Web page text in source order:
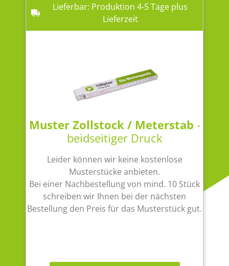
Lieferbar: Produktion 4-5 Tage plus
Lieferzeit
Muster Zollstock / Meterstab -
beidseitiger Druck
Leider können wir keine kostenlose
Musterstücke anbieten.
Bei einer Nachbestellung von mind. 10 Stück
schreiben wir Ihnen bei der nächsten
Bestellung den Preis für das Musterstück gut.